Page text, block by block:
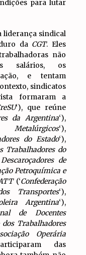
para lutar
liderança sindical
da CGT. Eles
não
salários, os
e tentam
sindicatos
formaram a
‘), que reúne
da Argentina‘),
‘),
do Estado‘),
Trabalhadores do
de
Petroquímica e
(‘Confederação
Transportes‘),
Argentina‘),
de Docentes
Trabalhadores
Operária
das